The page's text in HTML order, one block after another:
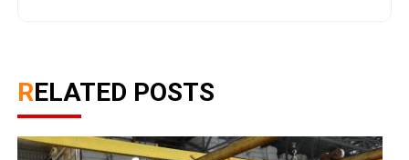
RELATED POSTS